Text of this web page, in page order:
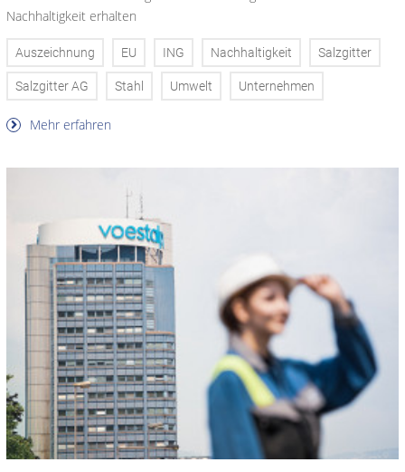
Nachhaltigkeit erhalten
Auszeichnung EU ING Nachhaltigkeit Salzgitter
Salzgitter AG Stahl Umwelt Unternehmen
Mehr erfahren